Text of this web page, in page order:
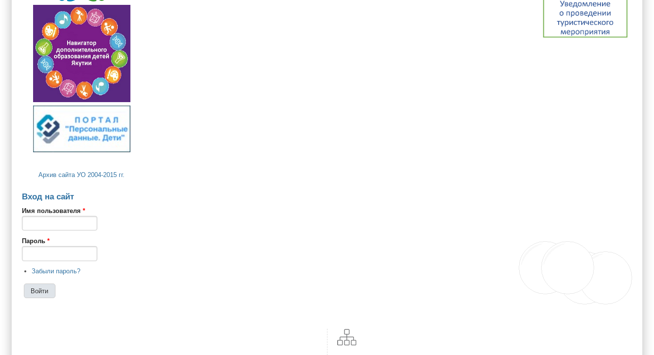
Архив сайта УО 2004-2015 гг.
Вход на сайт
Имя пользователя *
Пароль *
Забыли пароль?